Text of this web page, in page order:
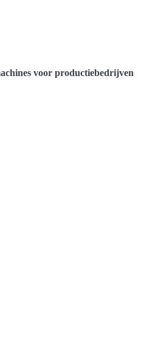
voor productiebedrijven